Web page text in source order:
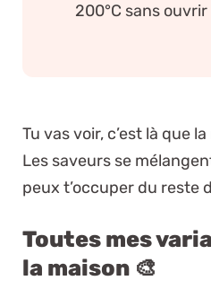
200°C sans ouvrir
Tu vas voir, c’est là que
Les saveurs se
peux t’occuper du reste
Toutes mes
la maison 🎨